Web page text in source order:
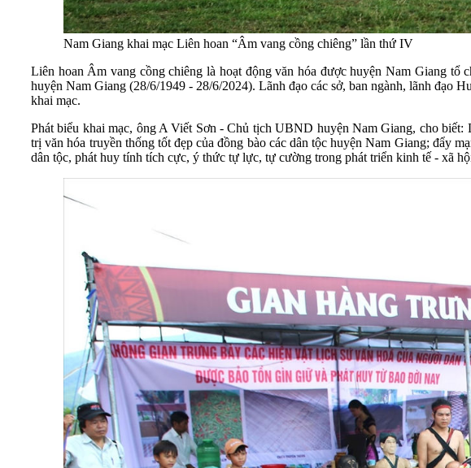
Nam Giang khai mạc Liên hoan “Âm vang cồng chiêng” lần thứ IV
Liên hoan Âm vang cồng chiêng là hoạt động văn hóa được huyện Nam Giang
huyện Nam Giang (28/6/1949 - 28/6/2024). Lãnh đạo các sở, ban ngành, lãnh
khai mạc.
Phát biểu khai mạc, ông A Viết Sơn - Chủ tịch UBND huyện Nam Giang, cho
trị văn hóa truyền thống tốt đẹp của đồng bào các dân tộc huyện Nam Giang; đẩy
dân tộc, phát huy tính tích cực, ý thức tự lực, tự cường trong phát triển kinh tế - xã